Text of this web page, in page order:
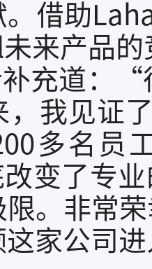
。借助
来产品
充道：“
，我见证
多名员
变了专
限。非常
这家公司